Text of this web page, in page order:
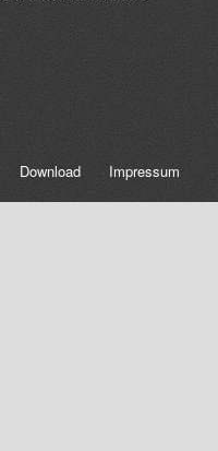
Download
Impressum